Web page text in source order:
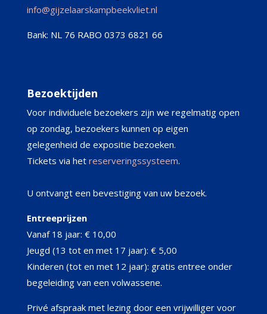
info@gijzelaarskampbeekvliet.nl
Bank: NL 76 RABO 0373 6821 66
Bezoektijden
Voor individuele bezoekers zijn we regelmatig open
op zondag, bezoekers kunnen op eigen
gelegenheid de expositie bezoeken.
Tickets via het reserveringssysteem.
U ontvangt een bevestiging van uw bezoek.
Entreeprijzen
Vanaf 18 jaar: € 10,00
Jeugd (13 tot en met 17 jaar): € 5,00
Kinderen (tot en met 12 jaar): gratis entree onder
begeleiding van een volwassene.
Privé afspraak met lezing door een vrijwilliger voor